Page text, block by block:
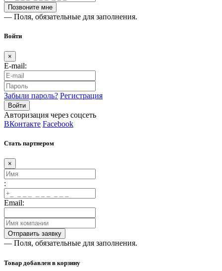
— Поля, обязательные для заполнения.
Войти
×
E-mail:
Забыли пароль? Регистрация
Авторизация через соцсеть
ВКонтакте Facebook
Стать партнером
×
:
Email:
— Поля, обязательные для заполнения.
Товар добавлен в корзину